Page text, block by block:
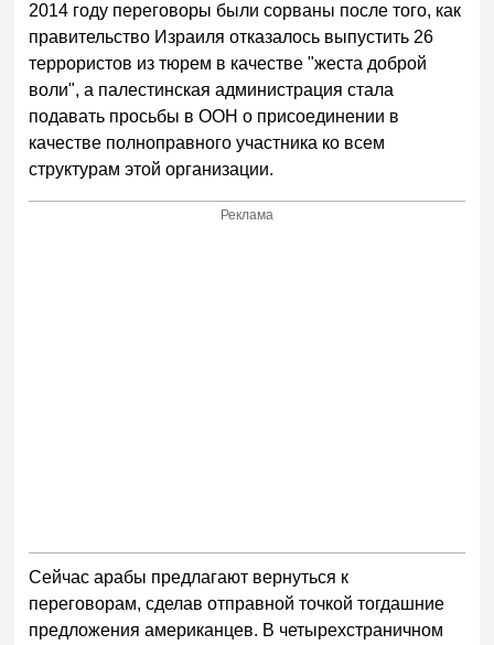
2014 году переговоры были сорваны после того, как
правительство Израиля отказалось выпустить 26
террористов из тюрем в качестве "жеста доброй
воли", а палестинская администрация стала
подавать просьбы в ООН о присоединении в
качестве полноправного участника ко всем
структурам этой организации.
Реклама
Сейчас арабы предлагают вернуться к
переговорам, сделав отправной точкой тогдашние
предложения американцев. В четырехстраничном